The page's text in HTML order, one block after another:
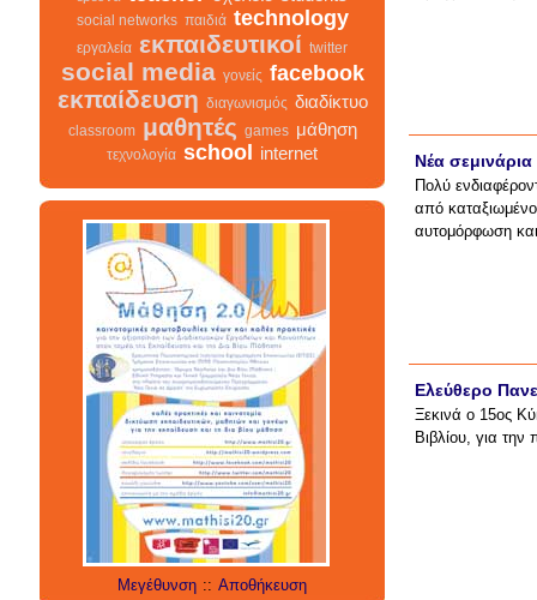
έρευνα teacher σχολείο students
social networks παιδιά technology
εργαλεία εκπαιδευτικοί twitter
social media facebook
εκπαίδευση διαγωνισμός διαδίκτυο
classroom μαθητές games μάθηση
σχολείο infographic class
facebook teacher διαδίκτυο
κοινωνικά δίκτυα γονείς μαθητές
εκπαίδευση students
εκπαιδευτικοί classroom
τεχνολογία
student παιδιά games
education μάθηση social networks
social media έρευνα technology
twitter εργαλεία internet applications
Μεγέθυνση :: Αποθήκευση
Νέα
Πολύ
από
αυτομόρφωση
Ελεύθερο
Ξεκινά ο 15ος
Βιβλίου, για